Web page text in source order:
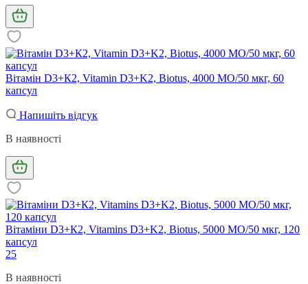
Вітамін D3+К2, Vitamin D3+K2, Biotus, 4000 МО/50 мкг, 60
капсул
Напишіть відгук
В наявності
Вітаміни D3+К2, Vitamins D3+K2, Biotus, 5000 МО/50 мкг, 120
капсул
25
В наявності